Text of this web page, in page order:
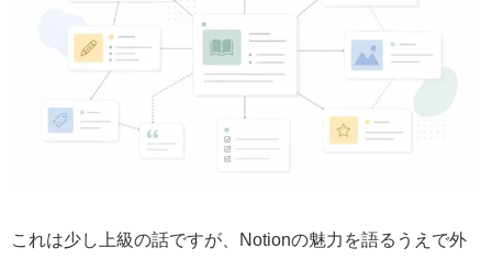
これは少し上級の話ですが、Notionの魅力を語るうえで外